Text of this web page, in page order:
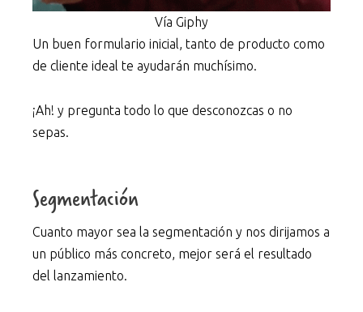
Vía Giphy
Un buen formulario inicial, tanto de producto como
de cliente ideal te ayudarán muchísimo.
¡Ah! y pregunta todo lo que desconozcas o no
sepas.
Segmentación
Cuanto mayor sea la segmentación y nos dirijamos a
un público más concreto, mejor será el resultado
del lanzamiento.